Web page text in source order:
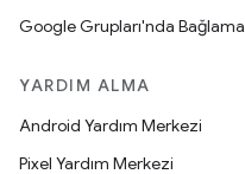
Google Grupları'nda Bağlama
YARDIM ALMA
Android Yardım Merkezi
Pixel Yardım Merkezi